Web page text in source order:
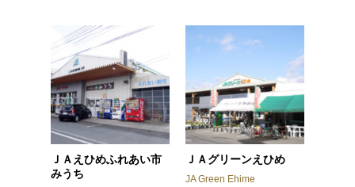
ＪＡえひめふれあい市
みうち
ＪＡグリーンえひめ
JA Green Ehime